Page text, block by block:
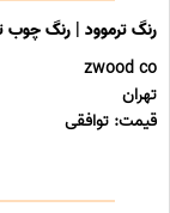
رنگ ترموود | رنگ چوب
zwood co
تهران
قیمت: توافقی